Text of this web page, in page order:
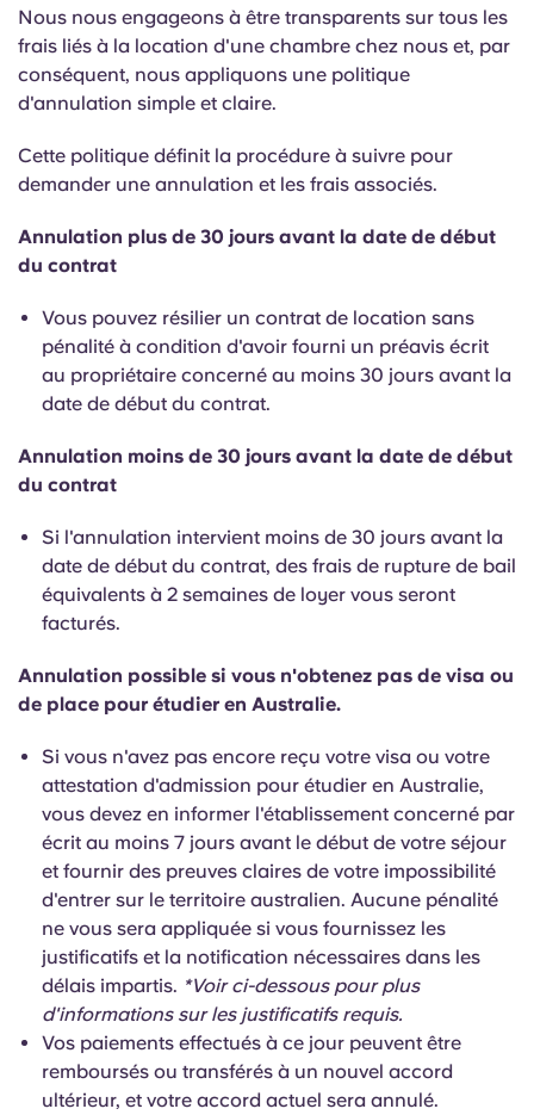
Nous nous engageons à être transparents sur tous les
frais liés à la location d'une chambre chez nous et, par
conséquent, nous appliquons une politique
d'annulation simple et claire.
Cette politique définit la procédure à suivre pour
demander une annulation et les frais associés.
Annulation plus de 30 jours avant la date de début
du contrat
Vous pouvez résilier un contrat de location sans
pénalité à condition d'avoir fourni un préavis écrit
au propriétaire concerné au moins 30 jours avant la
date de début du contrat.
Annulation moins de 30 jours avant la date de début
du contrat
Si l'annulation intervient moins de 30 jours avant la
date de début du contrat, des frais de rupture de bail
équivalents à 2 semaines de loyer vous seront
facturés.
Annulation possible si vous n'obtenez pas de visa ou
de place pour étudier en Australie.
Si vous n'avez pas encore reçu votre visa ou votre
attestation d'admission pour étudier en Australie,
vous devez en informer l'établissement concerné par
écrit au moins 7 jours avant le début de votre séjour
et fournir des preuves claires de votre impossibilité
d'entrer sur le territoire australien. Aucune pénalité
ne vous sera appliquée si vous fournissez les
justificatifs et la notification nécessaires dans les
délais impartis. *Voir ci-dessous pour plus
d'informations sur les justificatifs requis.
Vos paiements effectués à ce jour peuvent être
remboursés ou transférés à un nouvel accord
ultérieur, et votre accord actuel sera annulé.